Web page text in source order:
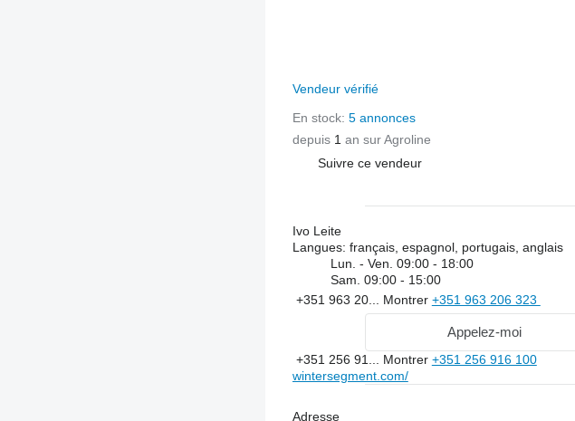
Vendeur vérifié
En stock: 5 annonces
depuis 1 an sur Agroline
Suivre ce vendeur
Ivo Leite
Langues: français, espagnol, portugais, anglais
Lun. - Ven. 09:00 - 18:00
Sam. 09:00 - 15:00
+351 963 20... Montrer +351 963 206 323
Appelez-moi
+351 256 91... Montrer +351 256 916 100
wintersegment.com/
Adresse